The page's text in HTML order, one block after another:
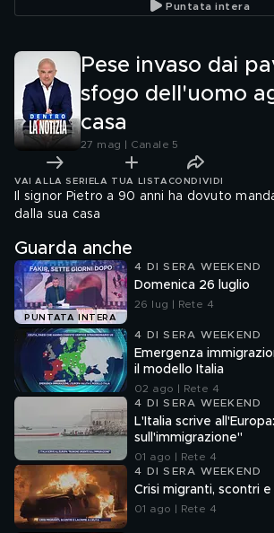
Dolci
Puntata intera
Pese invaso dai
sfogo dell'uomo
casa
27 mag | Canale 5
VAI ALLA SERIE LA TUA LISTA CONDIVIDI
Il signor Pietro a 90 anni ha dovuto
dalla sua casa
Guarda anche
PUNTATA INTERA
4 DI SERA WEEKEND
Domenica 26 luglio
26 lug | Rete 4
4 DI SERA WEEKEND
Emergenza
il modello Italia
02 ago | Rete 4
4 DI SERA WEEKEND
L'Italia scrive
sull'immigrazione"
01 ago | Rete 4
4 DI SERA WEEKEND
Crisi migranti, scontri
01 ago | Rete 4